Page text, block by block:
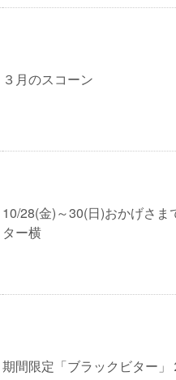
３月のスコーン
10/28(金)～30(日)おかげさ
ター横
期間限定「ブラックビター